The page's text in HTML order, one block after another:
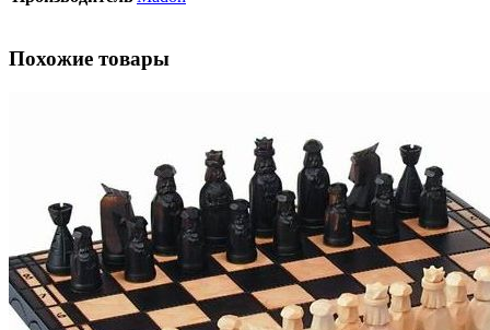
Похожие товары